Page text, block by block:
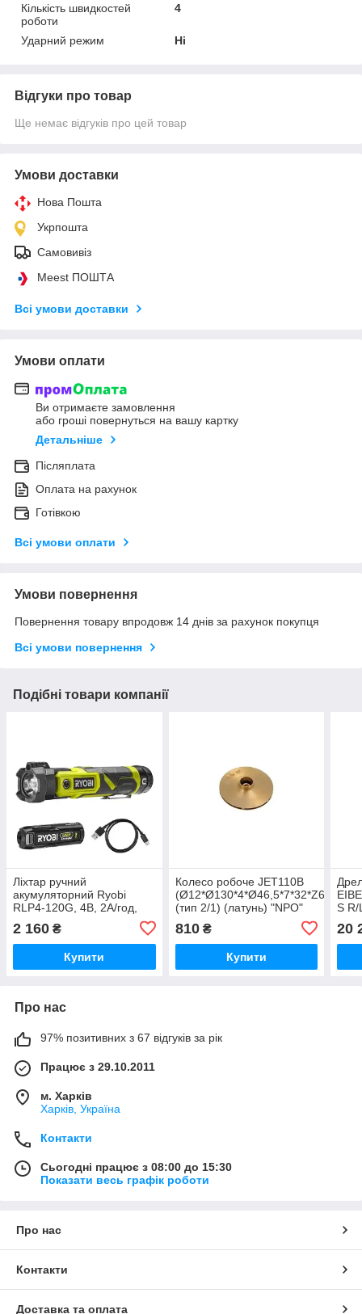
Кількість швидкостей
роботи
4
Ударний режим Ні
Відгуки про товар
Ще немає відгуків про цей товар
Умови доставки
Нова Пошта
Укрпошта
Самовивіз
Meest ПОШТА
Всі умови доставки
Умови оплати
Ви отримаєте замовлення
або гроші повернуться на вашу картку
Детальніше
Післяплата
Оплата на рахунок
Готівкою
Всі умови оплати
Умови повернення
Повернення товару впродовж 14 днів за рахунок покупця
Всі умови повернення
Подібні товари компанії
Ліхтар ручний
акумуляторний Ryobi
RLP4-120G, 4В, 2А/год,
2 160 ₴
Купити
Колесо робоче JET110В
(Ø12*Ø130*4*Ø46,5*7*32*Z6)
(тип 2/1) (латунь) "NPO"
810₴
Купити
S R/
20
Про нас
97% позитивних з 67 відгуків за рік
Працює з 29.10.2011
м. Харків
Харків, Україна
Контакти
Сьогодні працює з 08:00 до 15:30
Показати весь графік роботи
Про нас
Контакти
Доставка та оплата